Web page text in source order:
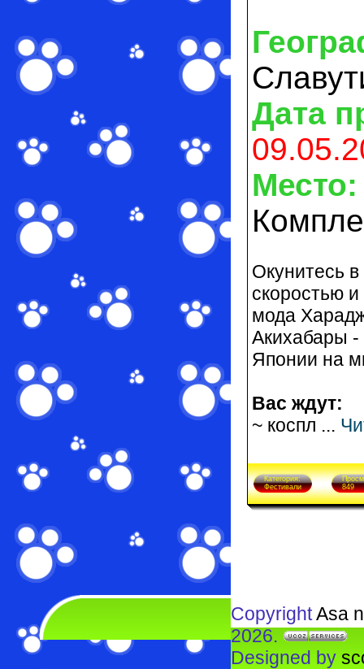
Дата
Место:
Окунитесь
скоростью
мода
Акихабары -
Японии на
Вас ждут:
~ коспл ...
Категория:
Фестивали
849
CopyrightAsa
2026.
Designed by